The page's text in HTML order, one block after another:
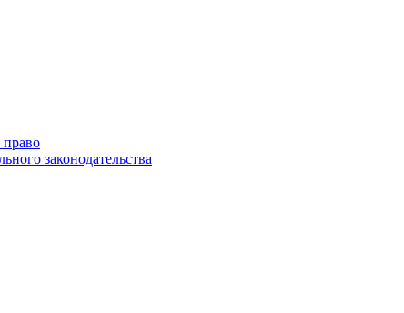
законодательства